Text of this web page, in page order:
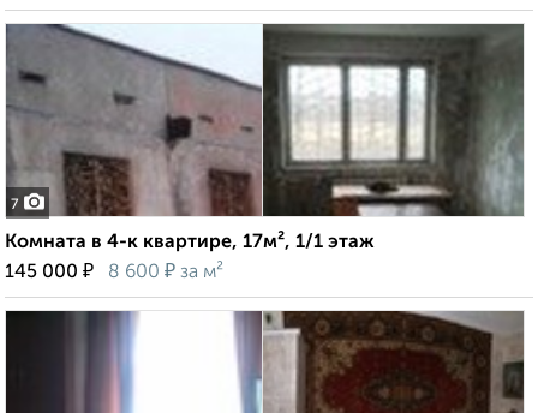
7
Комната в 4-к квартире, 17м², 1/1 этаж
145 000 ₽ 8 600 ₽ за м²